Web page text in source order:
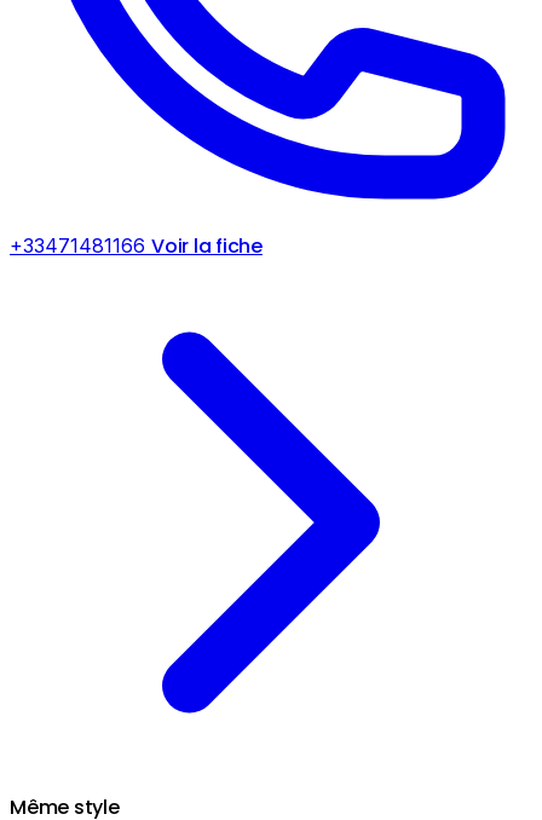
+33471481166 Voir la fiche
Même style